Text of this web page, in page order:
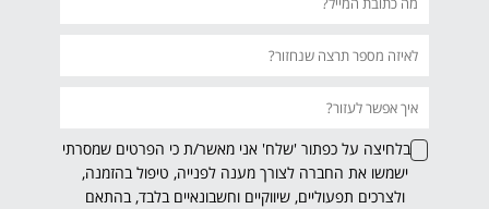
בלחיצה על כפתור 'שלח' אני מאשר/ת כי הפרטים שמסרתי
ישמשו את החברה לצורך מענה לפנייה, טיפול בהזמנה,
ולצרכים תפעוליים, שיווקיים וחשבונאיים בלבד, בהתאם